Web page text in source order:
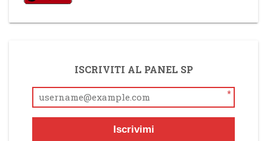
ISCRIVITI AL PANEL SP
*
Iscrivimi